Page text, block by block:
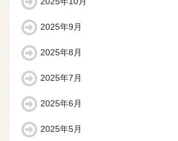
2025年9月
2025年8月
2025年7月
2025年6月
2025年5月